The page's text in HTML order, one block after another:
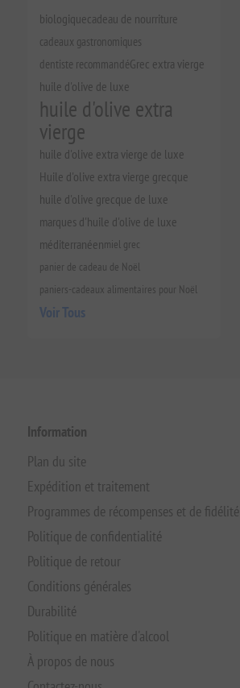
biologiquecadeau de nourriture
cadeaux gastronomiques
dentiste recommandéGrec extra vierge
huile d'olive de luxe
huile d'olive extra
vierge
huile d'olive extra vierge de luxe
Huile d'olive extra vierge grecque
huile d'olive grecque de luxe
marques d'huile d'olive de luxe
méditerranéenmiel grec
panier de cadeau de Noël
paniers-cadeaux alimentaires pour Noël
Voir Tous
Information
Plan du site
Expédition et traitement
Programmes de récompenses et de fidélité
Politique de confidentialité
Politique de retour
Conditions générales
Durabilité
Politique en matière d'alcool
À propos de nous